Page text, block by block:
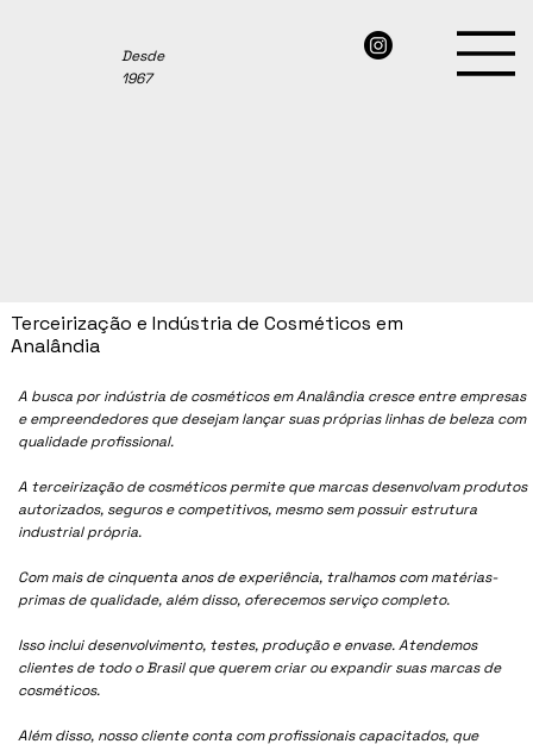
Desde
1967
A busca por indústria de cosméticos emAnalândia cresce entre empresas
e empreendedores que desejam lançar suas próprias linhas de beleza com
qualidade profissional.
A terceirização de cosméticos permite que marcas desenvolvam produtos
autorizados, seguros e competitivos, mesmo sem possuir estrutura
industrial própria.
Com mais de cinquenta anos de experiência, tralhamos com matérias-
primas de qualidade, além disso, oferecemos serviço completo.
Isso inclui desenvolvimento, testes, produção e envase. Atendemos
clientes de todo o Brasil que querem criar ou expandir suas marcas de
cosméticos.
Além disso, nosso cliente conta com profissionais capacitados, que
Terceirização e Indústria de Cosméticos em
Analândia